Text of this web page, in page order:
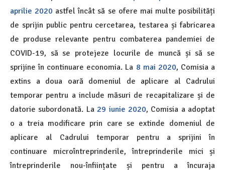
aprilie 2020 astfel încât să se ofere mai multe posibilități
de sprijin public pentru cercetarea, testarea și fabricarea
de produse relevante pentru combaterea pandemiei de
COVID-19, să se protejeze locurile de muncă și să se
sprijine în continuare economia. La 8 mai 2020, Comisia a
extins a doua oară domeniul de aplicare al Cadrului
temporar pentru a include măsuri de recapitalizare și de
datorie subordonată. La 29 iunie 2020, Comisia a adoptat
o a treia modificare prin care se extinde domeniul de
aplicare al Cadrului temporar pentru a sprijini în
continuare microîntreprinderile, întreprinderile mici și
întreprinderile nou-înființate și pentru a încuraja